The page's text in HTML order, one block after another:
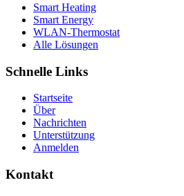
Smart Heating
Smart Energy
WLAN-Thermostat
Alle Lösungen
Schnelle Links
Startseite
Über
Nachrichten
Unterstützung
Anmelden
Kontakt